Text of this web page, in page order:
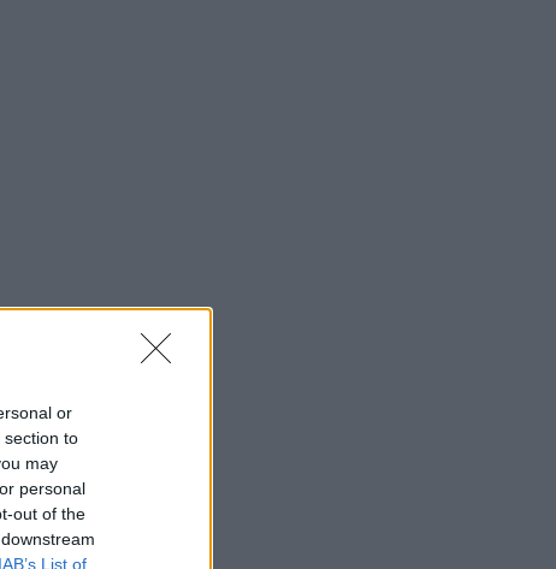
or
section to
may
personal
out of the
IAB’s List of